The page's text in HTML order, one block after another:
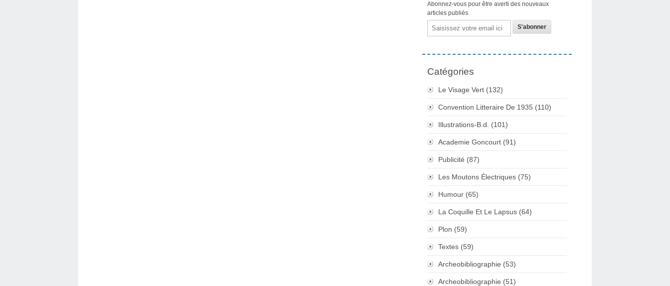
Abonnez-vous pour être averti des nouveaux
articles publiés.
Email
Catégories
Le Visage Vert (132)
Convention Litteraire De 1935 (110)
Illustrations-B.d. (101)
Academie Goncourt (91)
Publicité (87)
Les Moutons Électriques (75)
Humour (65)
La Coquille Et Le Lapsus (64)
Plon (59)
Textes (59)
Archeobibliographie (53)
Archeobibliographie (51)